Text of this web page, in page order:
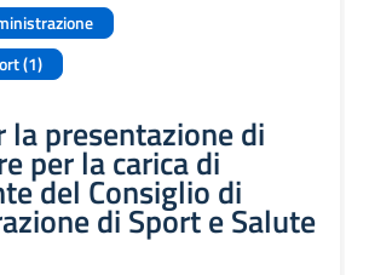
(1)
la presentazione di
per la carica di
del Consiglio di
di Sport e Salute